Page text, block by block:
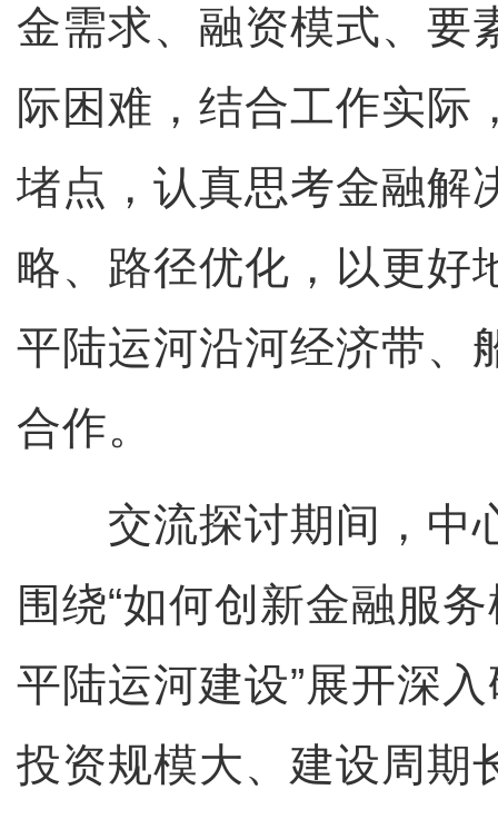
金需求、融资模式、要
际困难，结合工作实际
堵点，认真思考金融解
略、路径优化，以更好
平陆运河沿河经济带、
合作。
交流探讨期间，中
围绕“如何创新金融服
平陆运河建设”展开深
投资规模大、建设周期